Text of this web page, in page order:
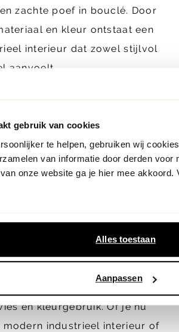
gebruik van cookies
te helpen, gebruiken wij
van informatie door derden voor
onze website ga je hier mee akkoord.
Alles toestaan
Aanpassen
zachte poef in bouclé. Door
en kleur ontstaat een
interieur dat zowel stijlvol
aanvoelt.
je de nieuwste invulling
interieur. Inonze
en kleurgebruik. Of je nu
modern industrieel interieur of